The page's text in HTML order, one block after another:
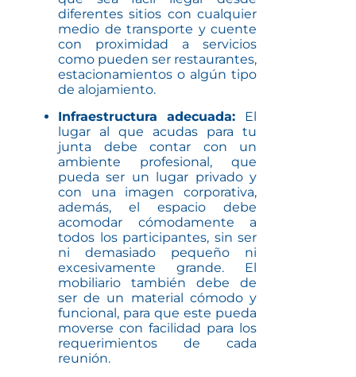
diferentes sitios con cualquier
medio de transporte y cuente
con proximidad a servicios
como pueden ser restaurantes,
estacionamientos o algún tipo
de alojamiento.
Infraestructura adecuada: El
lugar al que acudas para tu
junta debe contar con un
ambiente profesional, que
pueda ser un lugar privado y
con una imagen corporativa,
además, el espacio debe
acomodar cómodamente a
todos los participantes, sin ser
ni demasiado pequeño ni
excesivamente grande. El
mobiliario también debe de
ser de un material cómodo y
funcional, para que este pueda
moverse con facilidad para los
requerimientos de cada
reunión.